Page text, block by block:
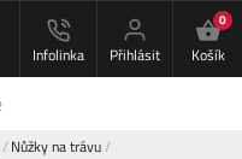
Infolinka Přihlásit
0
Košík
Nůžky na trávu